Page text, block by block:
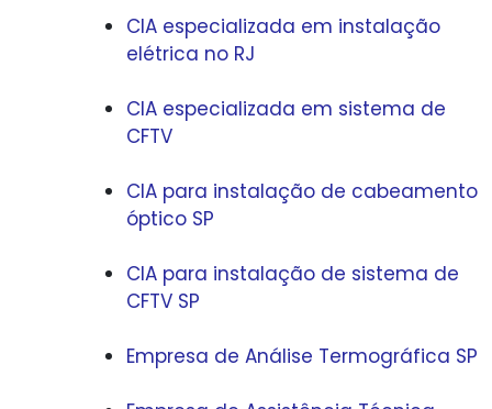
CIA especializada em instalação
elétrica no RJ
CIA especializada em sistema de
CFTV
CIA para instalação de cabeamento
óptico SP
CIA para instalação de sistema de
CFTV SP
Empresa de Análise Termográfica SP